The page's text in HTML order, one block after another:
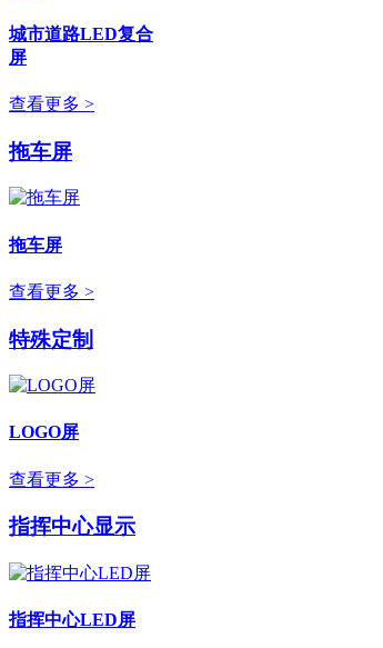
城市道路LED复合
屏
查看更多 >
拖车屏
拖车屏
查看更多 >
特殊定制
LOGO屏
查看更多 >
指挥中心显示
指挥中心LED屏